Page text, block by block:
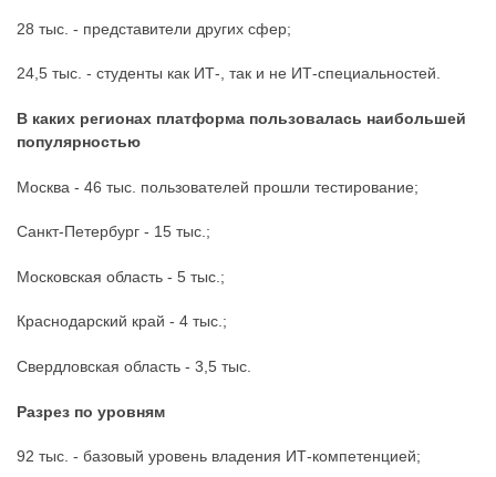
28 тыс. - представители других сфер;
24,5 тыс. - студенты как ИТ-, так и не ИТ-специальностей.
В каких регионах платформа пользовалась наибольшей
популярностью
Москва - 46 тыс. пользователей прошли тестирование;
Санкт-Петербург - 15 тыс.;
Московская область - 5 тыс.;
Краснодарский край - 4 тыс.;
Свердловская область - 3,5 тыс.
Разрез по уровням
92 тыс. - базовый уровень владения ИТ-компетенцией;